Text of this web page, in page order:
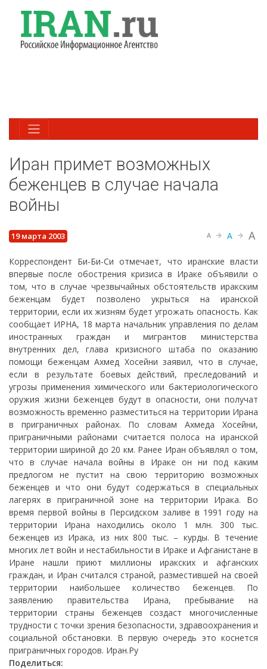
Иран примет возможных
беженцев в случае начала
войны
19 марта 2003 A A A
Корреспондент Би-Би-Си отмечает, что иранские власти
впервые после обострения кризиса в Ираке объявили о
том, что в случае чрезвычайных обстоятельств иракским
беженцам будет позволено укрыться на иранской
территории, если их жизням будет угрожать опасность. Как
сообщает ИРНА, 18 марта начальник управления по делам
иностранных граждан и мигрантов министерства
внутренних дел, глава кризисного штаба по оказанию
помощи беженцам Ахмед Хосейни заявил, что в случае,
если в результате боевых действий, преследований и
угрозы применения химического или бактериологического
оружия жизни беженцев будут в опасности, они получат
возможность временно разместиться на территории Ирана
в приграничных районах. По словам Ахмеда Хосейни,
приграничными районами считается полоса на иранской
территории шириной до 20 км. Ранее Иран объявлял о том,
что в случае начала войны в Ираке он ни под каким
предлогом не пустит на свою территорию возможных
беженцев и что они будут содержаться в специальных
лагерях в приграничной зоне на территории Ирака. Во
время первой войны в Персидском заливе в 1991 году на
территории Ирана находились около 1 млн. 300 тыс.
беженцев из Ирака, из них 800 тыс. – курды. В течение
многих лет войн и нестабильности в Ираке и Афганистане в
Иране нашли приют миллионы иракских и афганских
граждан, и Иран считался страной, разместившей на своей
территории наибольшее количество беженцев. По
заявлению правительства Ирана, пребывание на
территории страны беженцев создаст многочисленные
трудности с точки зрения безопасности, здравоохранения и
социальной обстановки. В первую очередь это коснется
приграничных городов. Иран.Ру
Поделиться: